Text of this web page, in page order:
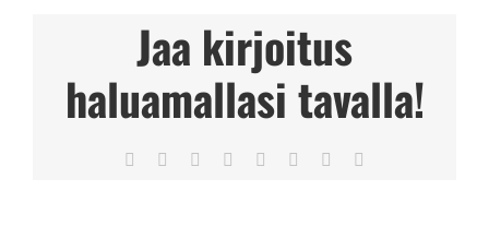
Jaa kirjoitus
haluamallasi tavalla!
Facebook Reddit LinkedIn
TumblrPinterest